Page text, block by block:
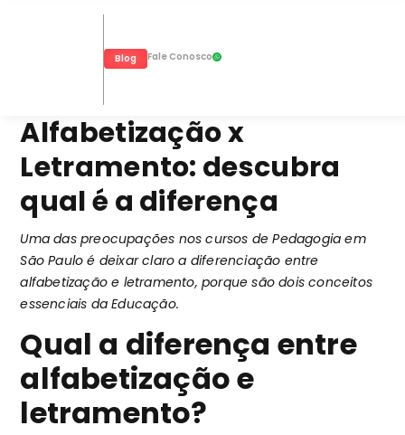
Blog Fale Conosco
Alfabetização x
Letramento: descubra
qual é a diferença
Uma das preocupações nos cursos de Pedagogia em
São Paulo é deixar claro a diferenciação entre
alfabetização e letramento, porque são dois conceitos
essenciais da Educação.
Qual a diferença entre
alfabetização e
letramento?